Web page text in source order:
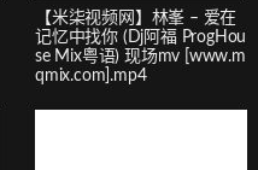
【米柒视频网】林峯 – 爱在
记忆中找你 (Dj阿福 ProgHou
se Mix粤语) 现场mv [www.m
qmix.com].mp4